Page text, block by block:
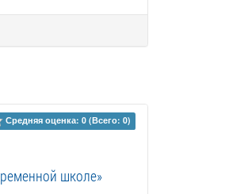
Средняя оценка: 0 (Всего: 0)
школе»